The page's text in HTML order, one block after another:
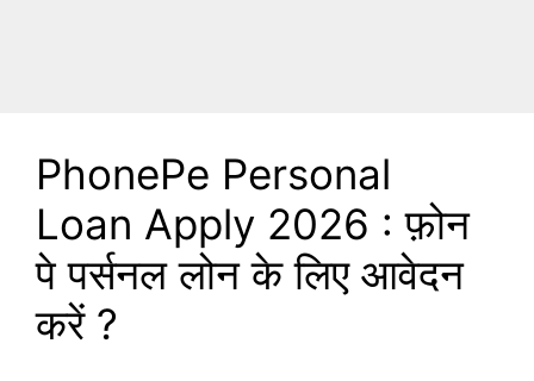
PhonePe Personal
Loan Apply 2026 : फ़ोन
पे पर्सनल लोन के लिए आवेदन
करें ?